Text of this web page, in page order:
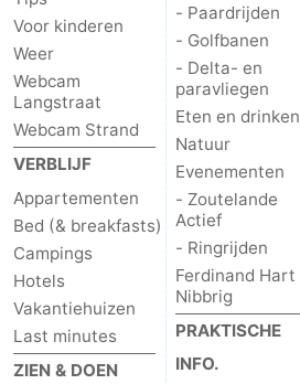
Voor kinderen
Weer
Webcam
Langstraat
Webcam Strand
VERBLIJF
Appartementen
Bed (& breakfasts)
Campings
Hotels
Vakantiehuizen
Last minutes
ZIEN & DOEN
- Paardrijden
- Golfbanen
- Delta- en
paravliegen
Eten en drinken
Natuur
Evenementen
- Zoutelande
Actief
- Ringrijden
Ferdinand Hart
Nibbrig
PRAKTISCHE
INFO.